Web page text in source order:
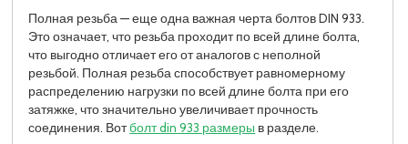
Полная резьба — еще одна важная черта болтов DIN 933.
Это означает, что резьба проходит по всей длине болта,
что выгодно отличает его от аналогов с неполной
резьбой. Полная резьба способствует равномерному
распределению нагрузки по всей длине болта при его
затяжке, что значительно увеличивает прочность
соединения. Вотболт din 933 размеры в разделе.